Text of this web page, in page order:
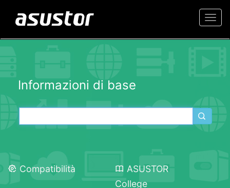
Informazioni di base
Compatibilità
ASUSTOR
College